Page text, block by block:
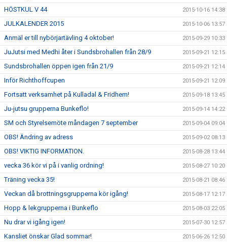
HÖSTKUL V 44 2015-10-16 14:38
JULKALENDER 2015 2015-10-06 13:57
Anmäl er till nybörjartävling 4 oktober! 2015-09-29 10:33
JuJutsi med Medhi åter i Sundsbrohallen från 28/9 2015-09-21 12:15
Sundsbrohallen öppen igen från 21/9 2015-09-21 12:14
Inför Richthoffcupen 2015-09-21 12:09
Fortsatt verksamhet på Kulladal & Fridhem! 2015-09-18 13:45
Ju-jutsu grupperna Bunkeflo! 2015-09-14 14:22
SM och Styrelsemöte måndagen 7 september 2015-09-04 09:04
OBS! Ändring av adress 2015-09-02 08:13
OBS! VIKTIG INFORMATION. 2015-08-28 13:44
vecka 36 kör vi på i vanlig ordning! 2015-08-27 10:20
Träning vecka 35! 2015-08-21 08:46
Veckan då brottningsgrupperna kör igång! 2015-08-17 12:17
Hopp & lekgrupperna i Bunkeflo 2015-08-03 22:05
Nu drar vi igång igen! 2015-07-30 12:57
Kansliet önskar Glad sommar! 2015-06-26 12:50